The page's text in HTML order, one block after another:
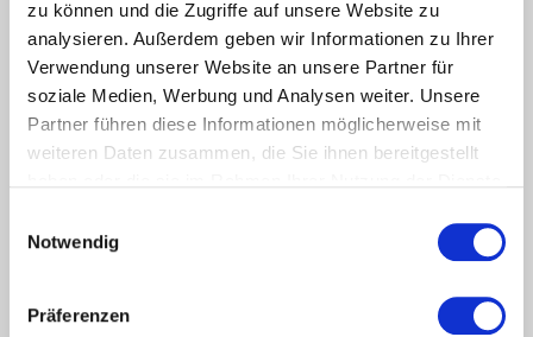
zu können und die Zugriffe auf unsere Website zu
analysieren. Außerdem geben wir Informationen zu Ihrer
Verwendung unserer Website an unsere Partner für
soziale Medien, Werbung und Analysen weiter. Unsere
Partner führen diese Informationen möglicherweise mit
weiteren Daten zusammen, die Sie ihnen bereitgestellt
Notwendig
Präferenzen
Einfach zu benutzen und stark in den Funktionen. Mit
Jobnet.Jobs als JobZENTRALE für Durchblick im
regionalen Stellenmarkt. Mit 95 % der vor Ort
verfügbaren Stellen. Helfen Sie Ihren Arbeitsuchenden,
sich aussichtsreich am Markt zu positionieren und
erfolgreich zu bewerben. Mit Bildungsangeboten, KI-
mehr lesen